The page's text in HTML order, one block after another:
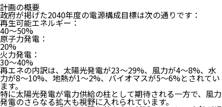
計画の概要
政府が掲げた2040年度の電源構成目標は次の通りです：
再生可能エネルギー：
40～50%
原子力発電：
20%
火力発電：
30～40%
再エネの内訳は、太陽光発電が23～29%、風力が4～8%、水
力が8～10%、地熱が1～2%、バイオマスが5～6%とされてい
ます。
特に太陽光発電が電力供給の柱として期待される一方で、風力
発電のさらなる拡大も視野に入れられています。